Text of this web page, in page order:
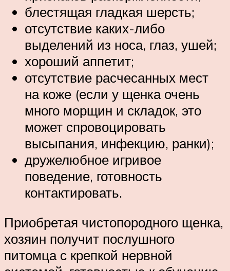
блестящая гладкая шерсть;
отсутствие каких-либо
выделений из носа, глаз, ушей;
хороший аппетит;
отсутствие расчесанных мест
на коже (если у щенка очень
много морщин и складок, это
может спровоцировать
высыпания, инфекцию, ранки);
дружелюбное игривое
поведение, готовность
контактировать.
Приобретая чистопородного щенка,
хозяин получит послушного
питомца с крепкой нервной